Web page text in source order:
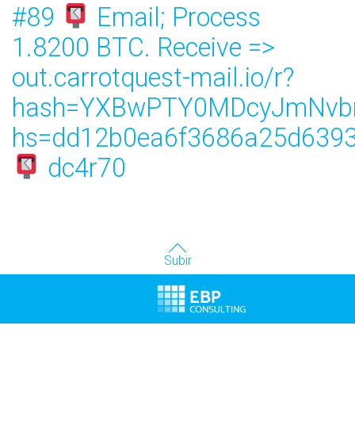
#89
Email; Process
1.8200 BTC. Receive =>
out.carrotquest-mail.io/r?
dc4r70
Subir